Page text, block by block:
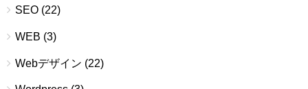
SEO (22)
WEB (3)
Webデザイン (22)